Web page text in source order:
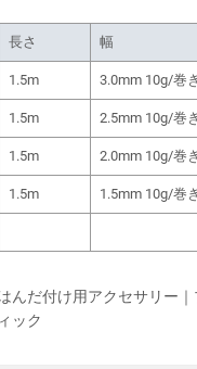
長さ 幅
1.5m 3.0mm 10g/巻き
1.5m 2.5mm 10g/巻き
1.5m 2.0mm 10g/巻き
1.5m 1.5mm 10g/巻き
んだ付け用アクセサリー
ック